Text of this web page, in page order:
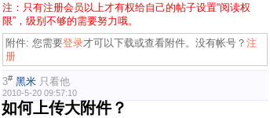
注：只有注册会员以上才有权给自己的帖子设置“阅读权
限”，级别不够的需要努力哦。
附件: 您需要登录才可以下载或查看附件。没有帐号？ 注
册
3# 黑米 只看他
2010-5-20 09:57:10
如何上传大附件？